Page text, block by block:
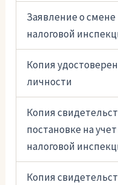
Заявление о смене
налоговой
Копия
личности
Копия
постановке на учет
налоговой
Копия